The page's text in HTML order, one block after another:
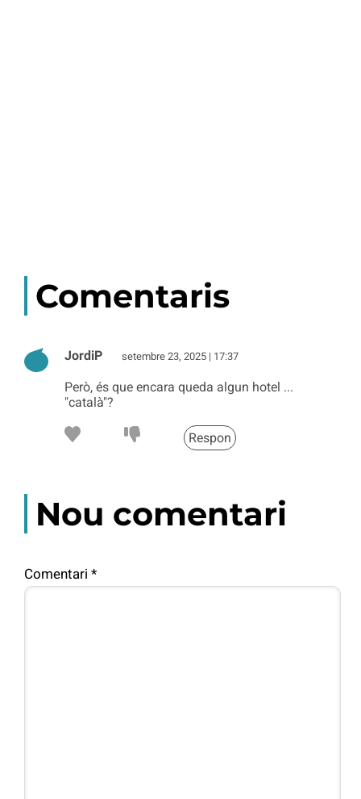
Comentaris
JordiP setembre 23, 2025 | 17:37
Però, és que encara queda algun hotel ...
"català"?
Respon
Nou comentari
Comentari *